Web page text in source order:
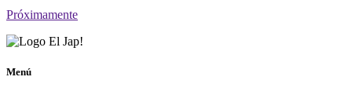
Próximamente
Menú